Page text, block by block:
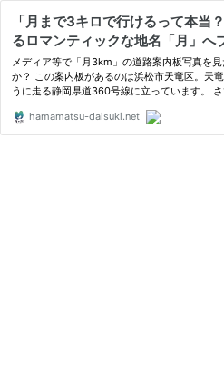
「月まで3キロで行けるって本当
るロマンティックな地名「月」へ
集部ピックアップ｜公式/浜松・
サイト～浜松・浜名湖だいすきネ
メディア等で「月3km」の道路案内板写真を
か？ この案内板があるのは浜松市天竜区。天
うに走る静岡県道360号線に立っています。
hamamatsu-daisuki.net